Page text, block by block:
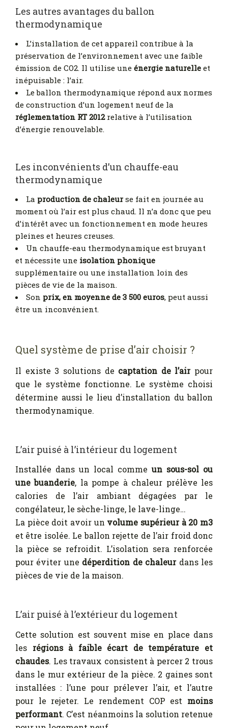
Les autres avantages du ballon
thermodynamique
L’installation de cet appareil contribue à la
préservation de l’environnement avec une faible
émission de CO2. Il utilise une énergie naturelle et
inépuisable : l’air.
Le ballon thermodynamique répond aux normes
de construction d’un logement neuf de la
réglementation RT 2012relative à l’utilisation
d’énergie renouvelable.
Les inconvénients d’un chauffe-eau
thermodynamique
La production de chaleur se fait en journée au
moment où l’air est plus chaud. Il n’a donc que peu
d’intérêt avec un fonctionnement en mode heures
pleines et heures creuses.
Un chauffe-eau thermodynamique est bruyant
et nécessite une isolation phonique
supplémentaire ou une installation loin des
pièces de vie de la maison.
Son prix, en moyenne de 3 500 euros, peut aussi
être un inconvénient.
Quel système de prise d’air choisir ?
Il existe 3 solutions de captation de l’airpour
que le système fonctionne. Le système choisi
détermine aussi le lieu d’installation du ballon
thermodynamique.
L’air puisé à l’intérieur du logement
Installée dans un local comme un sous-sol ou
une buanderie, la pompe à chaleur prélève les
calories de l’air ambiant dégagées par le
congélateur, le sèche-linge, le lave-linge…
La pièce doit avoir un volume supérieur à 20 m3
et être isolée. Le ballon rejette de l’air froid donc
la pièce se refroidit. L’isolation sera renforcée
pour éviter une déperdition de chaleur dans les
pièces de vie de la maison.
L’air puisé à l’extérieur du logement
Cette solution est souvent mise en place dans
les régions à faible écart de température et
chaudes. Les travaux consistent à percer 2 trous
dans le mur extérieur de la pièce. 2 gaines sont
installées : l’une pour prélever l’air, et l’autre
pour le rejeter. Le rendement COP est moins
performant. C’est néanmoins la solution retenue